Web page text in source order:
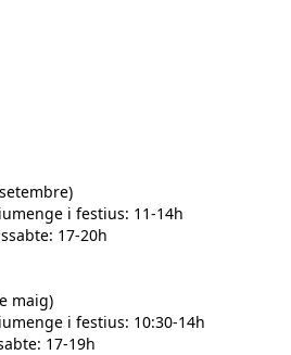
i festius: 11-14h
17-20h
maig)
i festius: 10:30-14h
17-19h